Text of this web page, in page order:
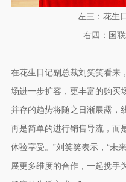
左三：花生
右四：国
在花生日记副总裁刘笑笑看来
场进一步扩容，更丰富的购买
并存的趋势将随之日渐展露，
再是简单的进行销售导流，而
体验享受。”刘笑笑表示，“未
展更多维度的合作，一起携手